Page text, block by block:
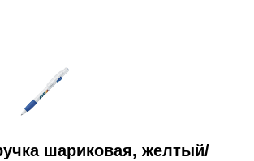
шариковая, желтый/